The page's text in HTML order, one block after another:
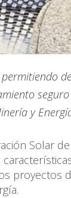
y
Solar
proyectos